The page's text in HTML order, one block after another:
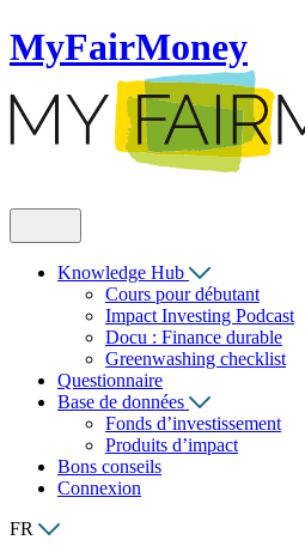
MyFairMoney
Knowledge Hub
Cours pour débutant
Impact Investing Podcast
Docu : Finance durable
Greenwashing checklist
Questionnaire
Base de données
Fonds d’investissement
Produits d’impact
Bons conseils
Connexion
FR